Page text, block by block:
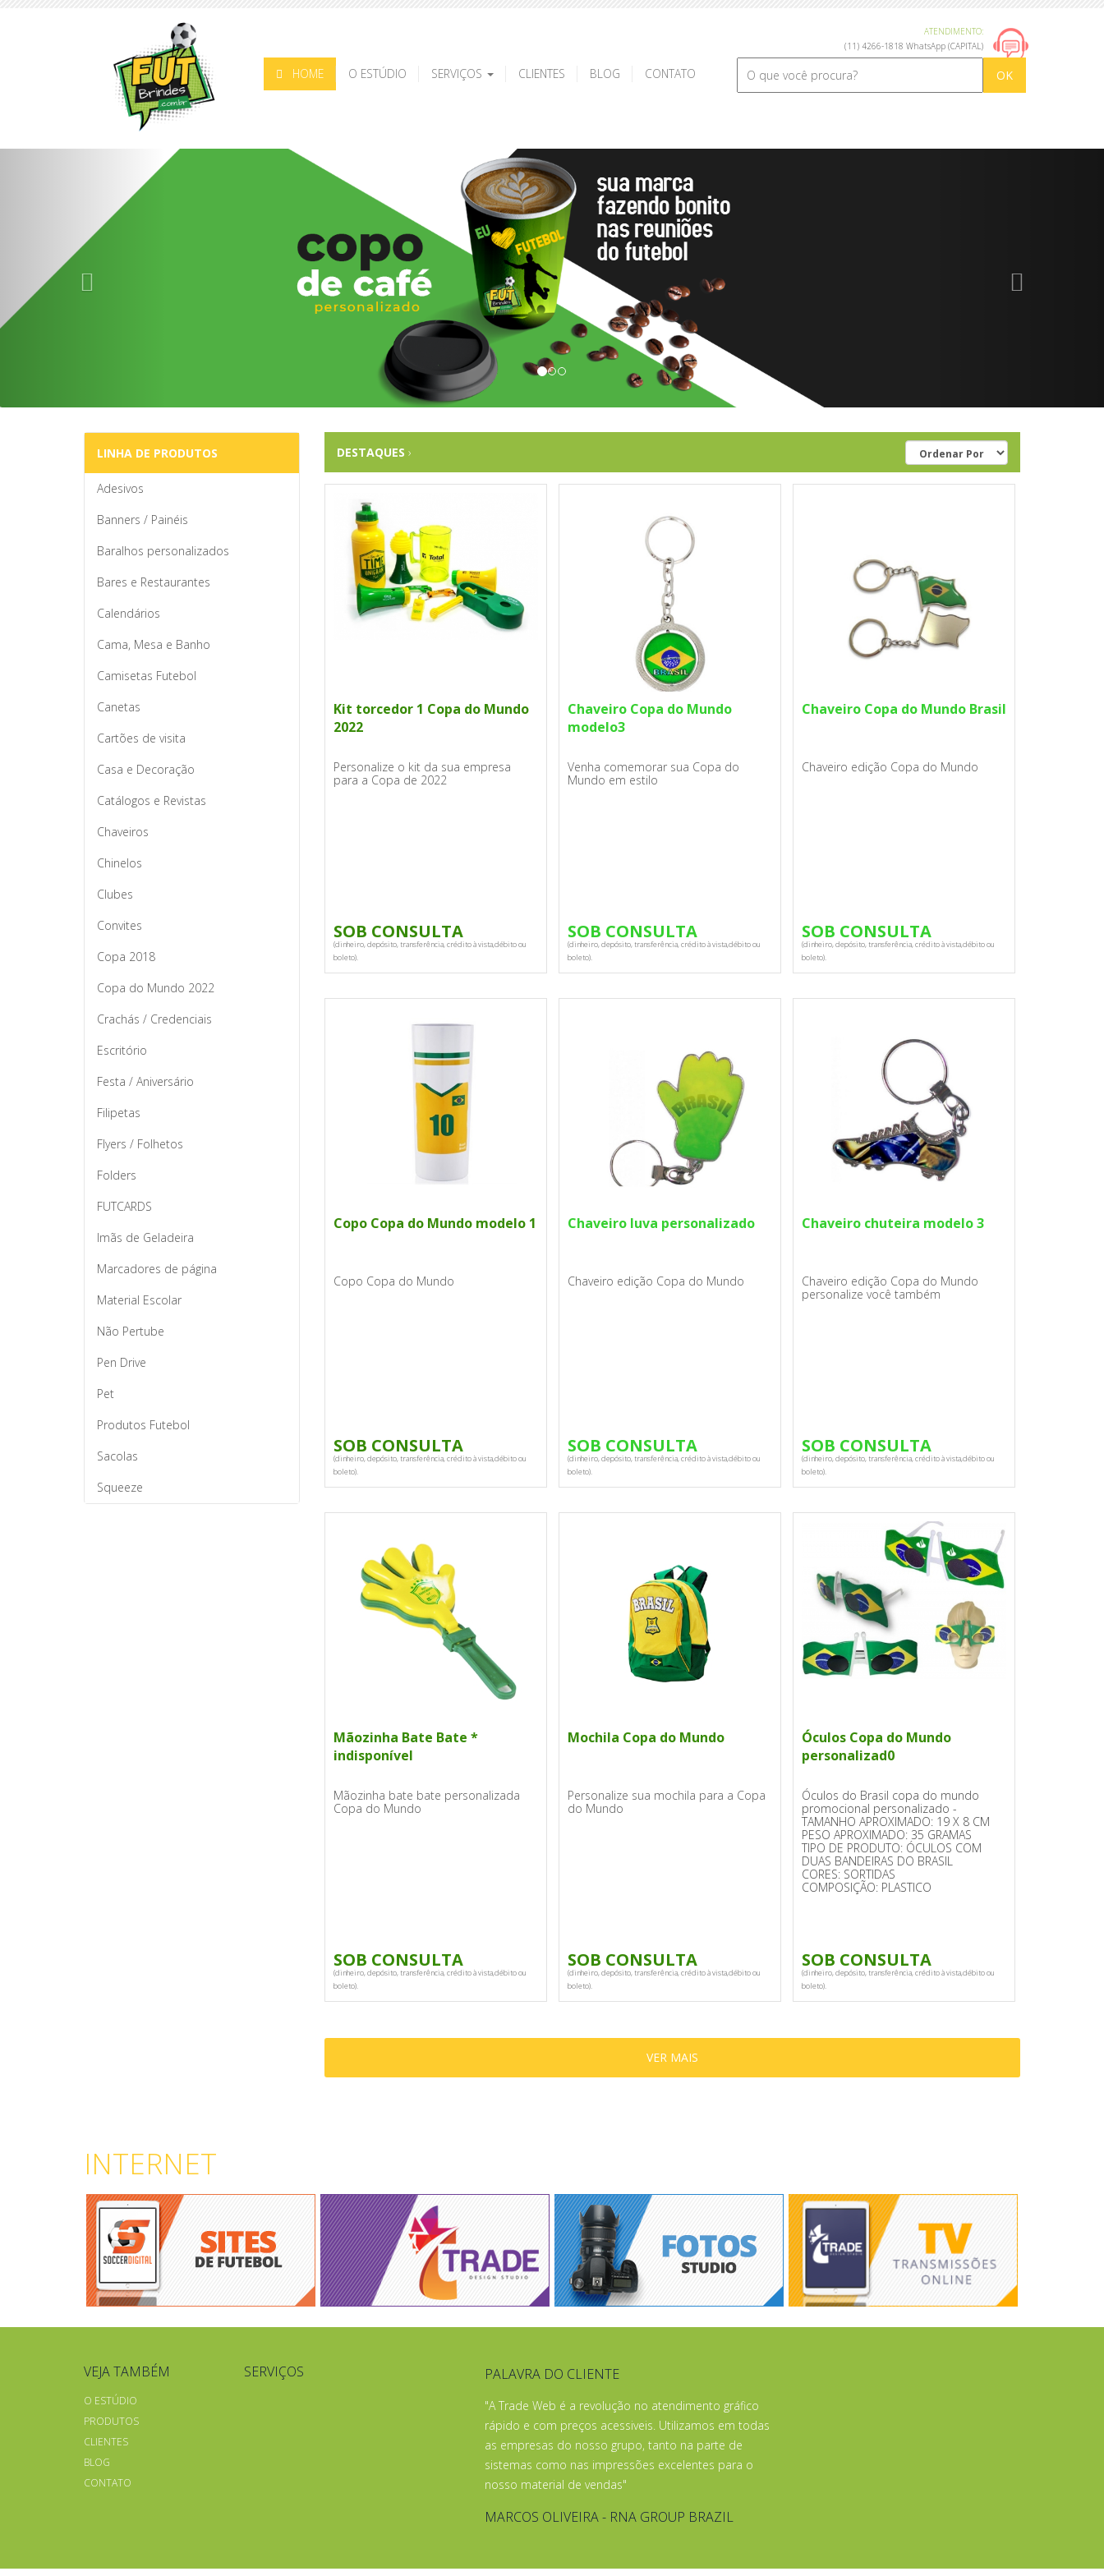
ATENDIMENTO:
(11) 4266-1818 WhatsApp (CAPITAL)
HOME O ESTÚDIO SERVIÇOS CLIENTES BLOG CONTATO OK
LINHA DE PRODUTOS
Adesivos
Banners / Painéis
Baralhos personalizados
Bares e Restaurantes
Calendários
Cama, Mesa e Banho
Camisetas Futebol
Canetas
Cartões de visita
Casa e Decoração
Catálogos e Revistas
Chaveiros
Chinelos
Clubes
Convites
Copa 2018
Copa do Mundo 2022
Crachás / Credenciais
Escritório
Festa / Aniversário
Filipetas
Flyers / Folhetos
Folders
FUTCARDS
Imãs de Geladeira
Marcadores de página
Material Escolar
Não Pertube
Pen Drive
Pet
Produtos Futebol
Sacolas
Squeeze
DESTAQUES ›
Kit torcedor 1 Copa do Mundo
2022
Personalize o kit da sua empresa
para a Copa de 2022
SOB CONSULTA
(dinheiro, depósito, transferência, crédito à vista,débito ou
boleto).
Chaveiro Copa do Mundo
modelo3
Venha comemorar sua Copa do
Mundo em estilo
SOB CONSULTA
(dinheiro, depósito, transferência, crédito à vista,débito ou
boleto).
Chaveiro Copa do Mundo Brasil
Chaveiro edição Copa do Mundo
SOB CONSULTA
(dinheiro, depósito, transferência, crédito à vista,débito ou
boleto).
Copo Copa do Mundo modelo 1
Copo Copa do Mundo
SOB CONSULTA
(dinheiro, depósito, transferência, crédito à vista,débito ou
boleto).
Chaveiro luva personalizado
Chaveiro edição Copa do Mundo
SOB CONSULTA
(dinheiro, depósito, transferência, crédito à vista,débito ou
boleto).
Chaveiro chuteira modelo 3
Chaveiro edição Copa do Mundo
personalize você também
SOB CONSULTA
(dinheiro, depósito, transferência, crédito à vista,débito ou
boleto).
Mãozinha Bate Bate *
indisponível
Mãozinha bate bate personalizada
Copa do Mundo
SOB CONSULTA
(dinheiro, depósito, transferência, crédito à vista,débito ou
boleto).
Mochila Copa do Mundo
Personalize sua mochila para a Copa
do Mundo
SOB CONSULTA
(dinheiro, depósito, transferência, crédito à vista,débito ou
boleto).
Óculos Copa do Mundo
personalizad0
Óculos do Brasil copa do mundo
promocional personalizado -
TAMANHO APROXIMADO: 19 X 8 CM
PESO APROXIMADO: 35 GRAMAS
TIPO DE PRODUTO: ÓCULOS COM
DUAS BANDEIRAS DO BRASIL
CORES: SORTIDAS
COMPOSIÇÃO: PLASTICO
SOB CONSULTA
(dinheiro, depósito, transferência, crédito à vista,débito ou
boleto).
VER MAIS
INTERNET
VEJA TAMBÉM
O ESTÚDIO
PRODUTOS
CLIENTES
BLOG
CONTATO
SERVIÇOS PALAVRA DO CLIENTE
"A Trade Web é a revolução no atendimento gráfico
rápido e com preços acessiveis. Utilizamos em todas
as empresas do nosso grupo, tanto na parte de
sistemas como nas impressões excelentes para o
nosso material de vendas"
MARCOS OLIVEIRA - RNA GROUP BRAZIL